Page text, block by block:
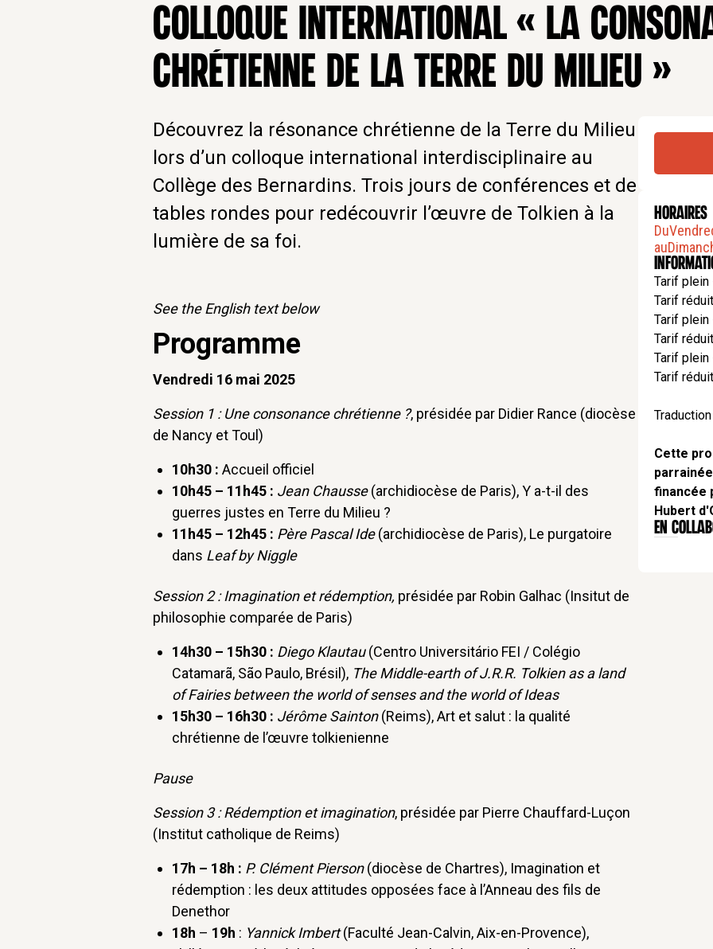
COLLOQUE INTERNATIONAL « LA
CHRÉTIENNE DE LA TERRE DU MILIEU »
Découvrez la résonance chrétienne de la Terre du Milieu
lors d’un colloque international interdisciplinaire au
Collège des Bernardins. Trois jours de conférences et de
tables rondes pour redécouvrir l’œuvre de Tolkien à la
lumière de sa foi.
See the English text below
Programme
Vendredi 16 mai 2025
Session 1 : Une consonance chrétienne ?, présidée par Didier Rance (diocèse
de Nancy et Toul)
10h30 : Accueil officiel
10h45 – 11h45 : Jean Chausse(archidiocèse de Paris), Y a-t-il des
guerres justes en Terre du Milieu ?
11h45 – 12h45 : PèrePascal Ide(archidiocèse de Paris), Le purgatoire
dans Leaf by Niggle
Session 2 : Imagination et rédemption, présidée par Robin Galhac (Insitut de
philosophie comparée de Paris)
14h30 – 15h30 : Diego Klautau(Centro Universitário FEI / Colégio
Catamarã, São Paulo, Brésil), The Middle-earth of J.R.R. Tolkien as a land
of Fairies between the world of senses and the world of Ideas
15h30 – 16h30 : Jérôme Sainton(Reims), Art et salut : la qualité
chrétienne de l’œuvre tolkienienne
Pause
Session 3 : Rédemption et imagination, présidée par Pierre Chauffard-Luçon
(Institut catholique de Reims)
17h – 18h : P. Clément Pierson(diocèse de Chartres), Imagination et
rédemption : les deux attitudes opposées face à l’Anneau des fils de
Denethor
18h – 19h : Yannick Imbert(Faculté Jean-Calvin, Aix-en-Provence),
HORAIRES
Du
au
Tarif plein
Tarif
Tarif plein
Tarif
Tarif plein
Tarif
Cette
financée
Hubert
EN